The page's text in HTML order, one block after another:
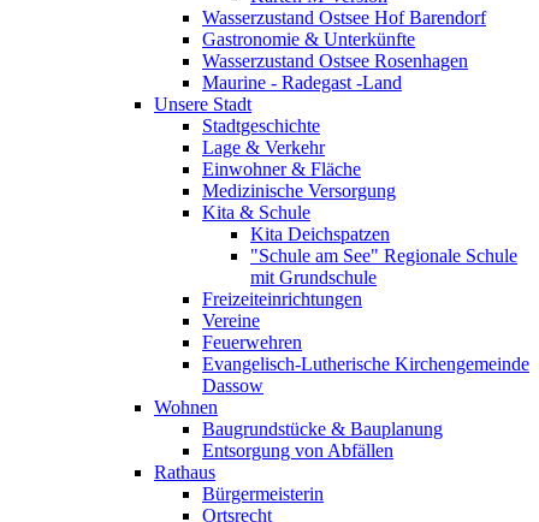
Wasserzustand Ostsee Hof Barendorf
Gastronomie & Unterkünfte
Wasserzustand Ostsee Rosenhagen
Maurine - Radegast -Land
Unsere Stadt
Stadtgeschichte
Lage & Verkehr
Einwohner & Fläche
Medizinische Versorgung
Kita & Schule
Kita Deichspatzen
"Schule am See" Regionale Schule
mit Grundschule
Freizeiteinrichtungen
Vereine
Feuerwehren
Evangelisch-Lutherische Kirchengemeinde
Dassow
Wohnen
Baugrundstücke & Bauplanung
Entsorgung von Abfällen
Rathaus
Bürgermeisterin
Ortsrecht